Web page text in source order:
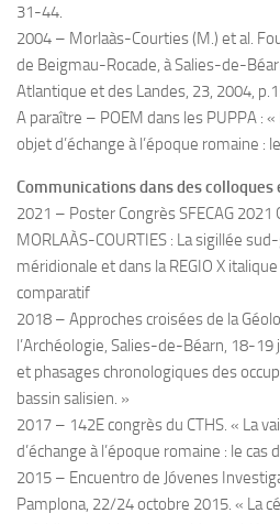
31-44.
2004 – Morlaàs-Courties (M.) et al.
de Beigmau-Rocade, à Salies-de-
Atlantique et des Landes, 23, 2004,
A paraître – POEM dans les PUPPA :
objet d’échange à l’époque romaine :
Communications dans des colloques
2021 – Poster Congrès SFECAG 2021
MORLAÀS-COURTIES : La sigillée
méridionale et dans la REGIO X
comparatif
2018 – Approches croisées de la
l’Archéologie, Salies-de-Béarn, 18-
et phasages chronologiques des
bassin salisien. »
2017 – 142E congrès du CTHS. « La
d’échange à l’époque romaine : le cas
2015 – Encuentro de Jóvenes
Pamplona, 22/24 octobre 2015. « La